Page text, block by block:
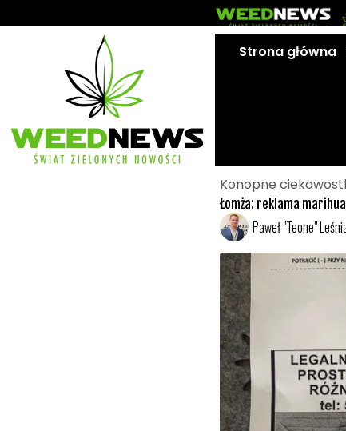
do
Strona główna
Konopne
Łomża: reklama
Paweł "Teone"